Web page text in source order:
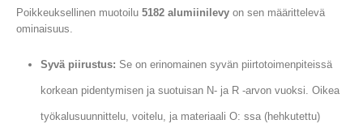
Poikkeuksellinen muotoilu 5182 alumiinilevy on sen määrittelevä
ominaisuus.
Syvä piirustus: Se on erinomainen syvän piirtotoimenpiteissä
korkean pidentymisen ja suotuisan N- ja R -arvon vuoksi. Oikea
työkalusuunnittelu, voitelu, ja materiaali O: ssa (hehkutettu)